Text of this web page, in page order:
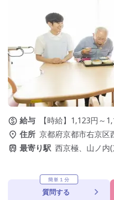
給与
【時給】1,123円～
住所 京都府京都市右京区
最寄り駅 西京極、山ノ内
簡単１分
質問する